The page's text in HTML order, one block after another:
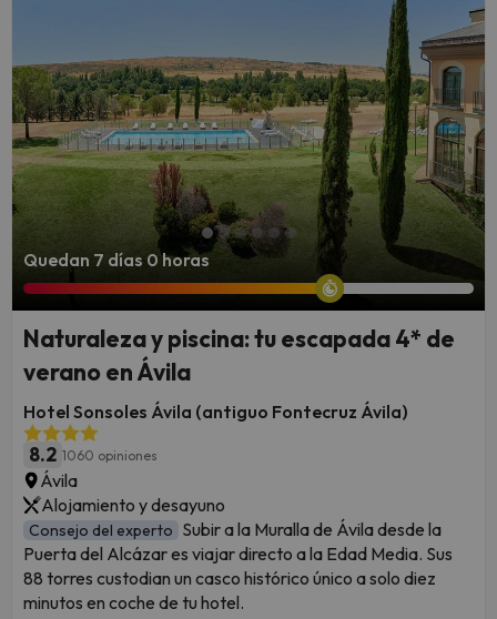
Quedan 7 días 0 horas
Naturaleza y piscina: tu escapada 4* de
verano en Ávila
Hotel Sonsoles Ávila (antiguo Fontecruz Ávila)
8.2 1060 opiniones
Ávila
Alojamiento y desayuno
Consejo del experto Subir a la Muralla de Ávila desde la
Puerta del Alcázar es viajar directo a la Edad Media. Sus
88 torres custodian un casco histórico único a solo diez
minutos en coche de tu hotel.